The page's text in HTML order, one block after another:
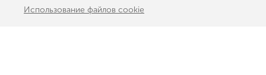
Использование файлов cookie